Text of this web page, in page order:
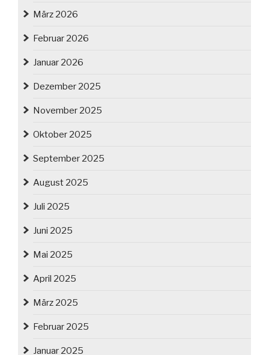
März 2026
Februar 2026
Januar 2026
Dezember 2025
November 2025
Oktober 2025
September 2025
August 2025
Juli 2025
Juni 2025
Mai 2025
April 2025
März 2025
Februar 2025
Januar 2025